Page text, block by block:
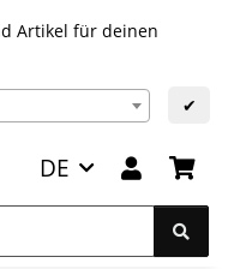
Artikel für deinen
✔
DE